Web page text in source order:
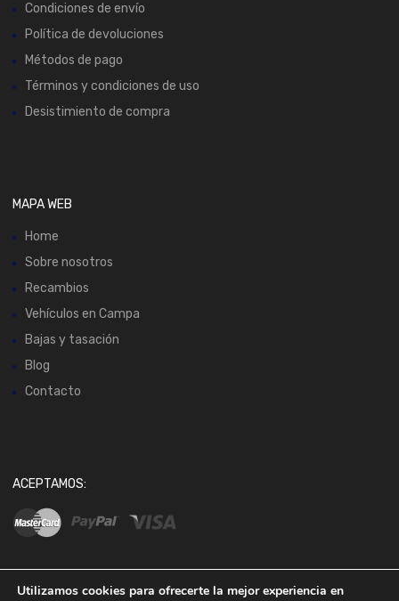
Condiciones de envío
Política de devoluciones
Métodos de pago
Términos y condiciones de uso
Desistimiento de compra
MAPA WEB
Home
Sobre nosotros
Recambios
Vehículos en Campa
Bajas y tasación
Blog
Contacto
ACEPTAMOS:
Utilizamos cookies para ofrecerte la mejor experiencia en